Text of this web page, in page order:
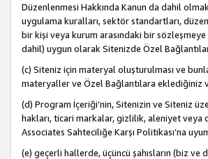
Düzenlenmesi Hakkında Kanun da dahil
uygulama kuralları, sektör standartları,
bir kişi veya kurum arasındaki bir
dahil) uygun olarak Sitenizde Özel
(c) Siteniz için materyal oluşturulması ve
materyaller ve Özel Bağlantılara eklediğiniz
(d) Program İçeriği’nin, Sitenizin ve Siteniz
hakları, ticari markalar, gizlilik, aleniyet veya
Associates Sahteciliğe Karşı Politikası’na
(e) geçerli hallerde, üçüncü şahısların (biz